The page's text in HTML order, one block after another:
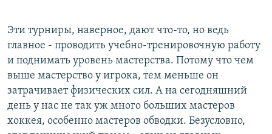
Эти турниры, наверное, дают что-то, но ведь
главное - проводить учебно-тренировочную работу
и поднимать уровень мастерства. Потому что чем
выше мастерство у игрока, тем меньше он
затрачивает физических сил. А на сегодняшний
день у нас не так уж много больших мастеров
хоккея, особенно мастеров обводки. Безусловно,